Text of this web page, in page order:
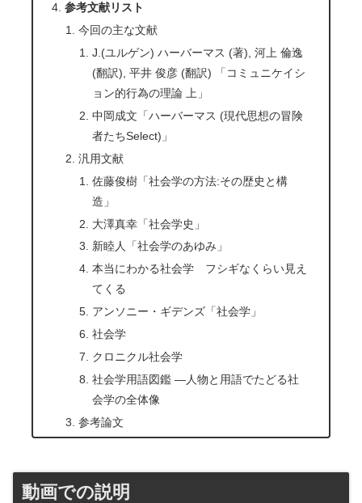
参考文献リスト
今回の主な文献
J.(ユルゲン) ハーバーマス (著), 河上 倫逸
(翻訳), 平井 俊彦 (翻訳) 「コミュニケイシ
ョン的行為の理論 上」
中岡成文「ハーバーマス (現代思想の冒険
者たちSelect)」
汎用文献
佐藤俊樹「社会学の方法:その歴史と構
造」
大澤真幸「社会学史」
新睦人「社会学のあゆみ」
本当にわかる社会学 フシギなくらい見え
てくる
アンソニー・ギデンズ「社会学」
社会学
クロニクル社会学
社会学用語図鑑 ―人物と用語でたどる社
会学の全体像
参考論文
動画での説明